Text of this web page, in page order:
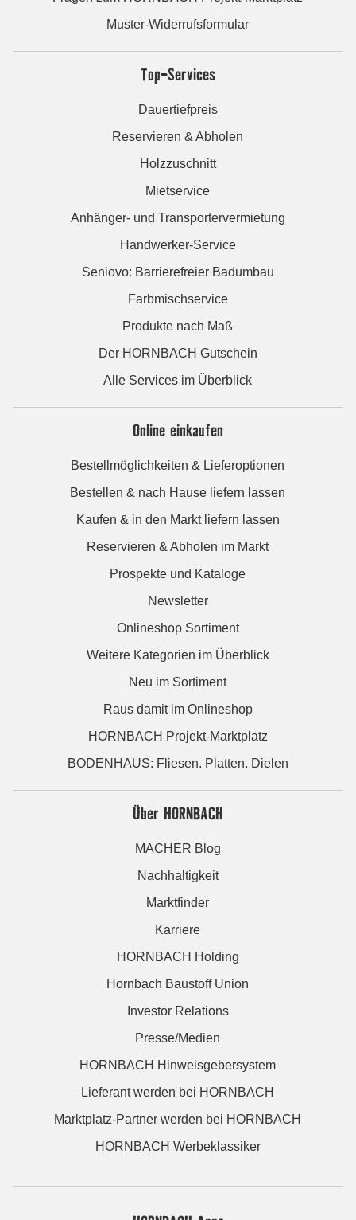
Muster-Widerrufsformular
Top-Services
Dauertiefpreis
Reservieren & Abholen
Holzzuschnitt
Mietservice
Anhänger- und Transportervermietung
Handwerker-Service
Seniovo: Barrierefreier Badumbau
Farbmischservice
Produkte nach Maß
Der HORNBACH Gutschein
Alle Services im Überblick
Online einkaufen
Bestellmöglichkeiten & Lieferoptionen
Bestellen & nach Hause liefern lassen
Kaufen & in den Markt liefern lassen
Reservieren & Abholen im Markt
Prospekte und Kataloge
Newsletter
Onlineshop Sortiment
Weitere Kategorien im Überblick
Neu im Sortiment
Raus damit im Onlineshop
HORNBACH Projekt-Marktplatz
BODENHAUS: Fliesen. Platten. Dielen
Über HORNBACH
MACHER Blog
Nachhaltigkeit
Marktfinder
Karriere
HORNBACH Holding
Hornbach Baustoff Union
Investor Relations
Presse/Medien
HORNBACH Hinweisgebersystem
Lieferant werden bei HORNBACH
Marktplatz-Partner werden bei HORNBACH
HORNBACH Werbeklassiker